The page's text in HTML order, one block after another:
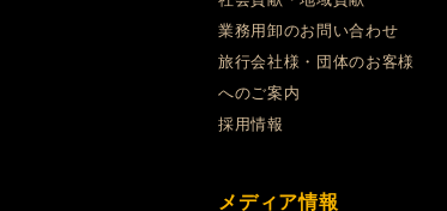
業務用卸のお問い合わせ
旅行会社様・団体のお客様
へのご案内
採用情報
メディア情報